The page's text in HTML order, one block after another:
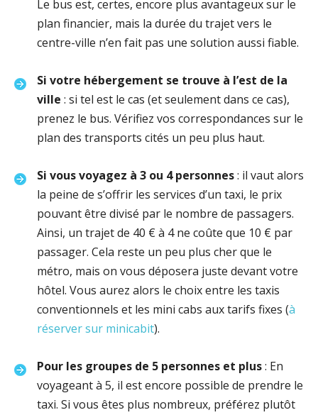
Le bus est, certes, encore plus avantageux sur le
plan financier, mais la durée du trajet vers le
centre-ville n’en fait pas une solution aussi fiable.
Si votre hébergement se trouve à l’est de la
ville : si tel est le cas (et seulement dans ce cas),
prenez le bus. Vérifiez vos correspondances sur le
plan des transports cités un peu plus haut.
Si vous voyagez à 3 ou 4 personnes: il vaut alors
la peine de s’offrir les services d’un taxi, le prix
pouvant être divisé par le nombre de passagers.
Ainsi, un trajet de 40 € à 4 ne coûte que 10 € par
passager. Cela reste un peu plus cher que le
métro, mais on vous déposera juste devant votre
hôtel. Vous aurez alors le choix entre les taxis
conventionnels et les mini cabs aux tarifs fixes (à
réserver sur minicabit).
Pour les groupes de 5 personnes et plus: En
voyageant à 5, il est encore possible de prendre le
taxi. Si vous êtes plus nombreux, préférez plutôt